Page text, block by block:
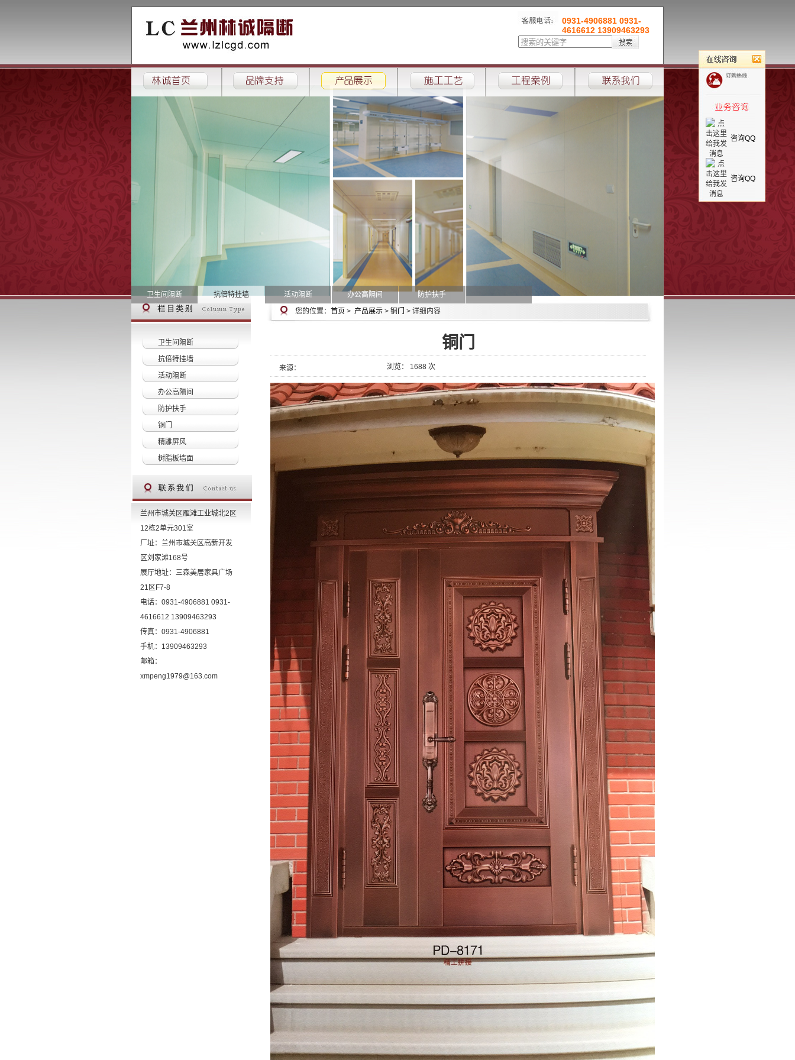
咨询QQ
咨询QQ
0931-4906881 0931-
4616612 13909463293
卫生间隔断 抗倍特挂墙 活动隔断 办公高隔间 防护扶手
铜门
来源： 浏览： 1688 次
卫生间隔断
抗倍特挂墙
活动隔断
办公高隔间
防护扶手
铜门
精雕屏风
树脂板墙面
兰州市城关区雁滩工业城北2区
12栋2单元301室
厂址：兰州市城关区高新开发
区刘家滩168号
展厅地址：三森美居家具广场
21区F7-8
电话：0931-4906881 0931-
4616612 13909463293
传真：0931-4906881
手机：13909463293
邮箱：
xmpeng1979@163.com
您的位置： 首页 > 产品展示 > 铜门 > 详细内容